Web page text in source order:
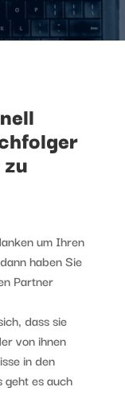
um Ihren
haben Sie
Partner
dass sie
von ihnen
in den
geht es auch